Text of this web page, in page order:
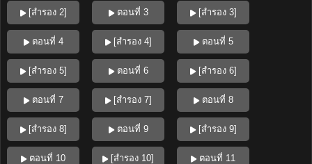
[สำรอง 2] ตอนที่ 3 [สำรอง 3]
ตอนที่ 4 [สำรอง 4] ตอนที่ 5
[สำรอง 5] ตอนที่ 6 [สำรอง 6]
ตอนที่ 7 [สำรอง 7] ตอนที่ 8
[สำรอง 8] ตอนที่ 9 [สำรอง 9]
ตอนที่ 10 [สำรอง 10] ตอนที่ 11